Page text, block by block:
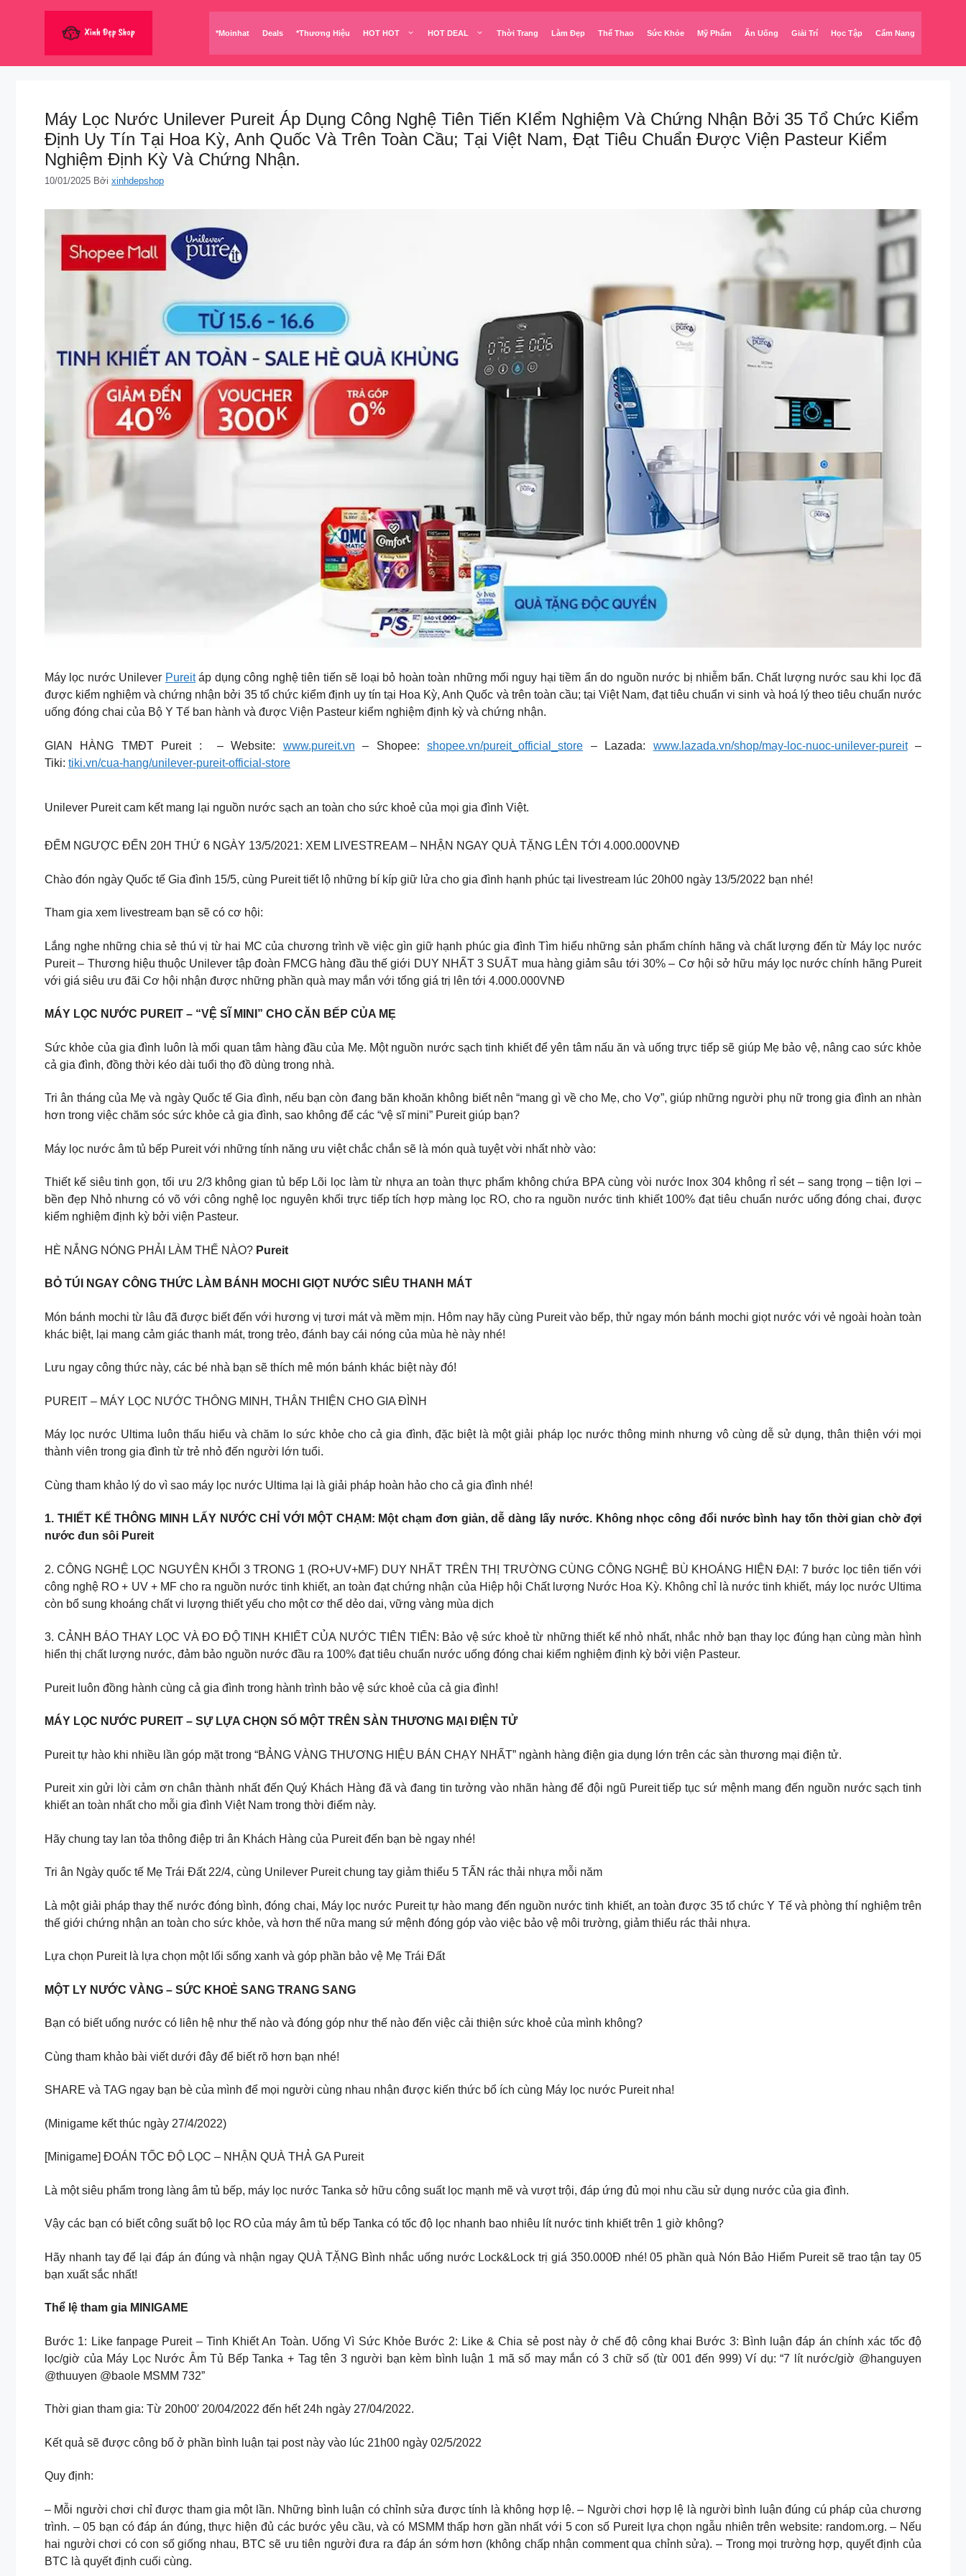
*Moinhat Deals *Thương Hiệu HOT HOT HOT DEAL Thời Trang Làm Đẹp Thể Thao Sức Khỏe Mỹ Phẩm Ăn Uống Giải Trí Học Tập Cẩm Nang
Máy Lọc Nước Unilever Pureit Áp Dụng Công Nghệ Tiên Tiến KIểm Nghiệm Và Chứng Nhận Bởi 35 Tổ Chức Kiểm
Định Uy Tín Tại Hoa Kỳ, Anh Quốc Và Trên Toàn Cầu; Tại Việt Nam, Đạt Tiêu Chuẩn Được Viện Pasteur Kiểm
Nghiệm Định Kỳ Và Chứng Nhận.
10/01/2025 Bởi xinhdepshop
Máy lọc nước Unilever Pureitáp dụng công nghệ tiên tiến sẽ loại bỏ hoàn toàn những mối nguy hại tiềm ẩn do nguồn nước bị nhiễm bẩn. Chất lượng nước sau khi lọc đã
được kiểm nghiệm và chứng nhận bởi 35 tổ chức kiểm định uy tín tại Hoa Kỳ, Anh Quốc và trên toàn cầu; tại Việt Nam, đạt tiêu chuẩn vi sinh và hoá lý theo tiêu chuẩn nước
uống đóng chai của Bộ Y Tế ban hành và được Viện Pasteur kiểm nghiệm định kỳ và chứng nhận.
GIAN HÀNG TMĐT Pureit : – Website: www.pureit.vn – Shopee:shopee.vn/pureit_official_store – Lazada: www.lazada.vn/shop/may-loc-nuoc-unilever-pureit–
Tiki: tiki.vn/cua-hang/unilever-pureit-official-store
Unilever Pureit cam kết mang lại nguồn nước sạch an toàn cho sức khoẻ của mọi gia đình Việt.
ĐẾM NGƯỢC ĐẾN 20H THỨ 6 NGÀY 13/5/2021: XEM LIVESTREAM – NHẬN NGAY QUÀ TẶNG LÊN TỚI 4.000.000VNĐ
Chào đón ngày Quốc tế Gia đình 15/5, cùng Pureit tiết lộ những bí kíp giữ lửa cho gia đình hạnh phúc tại livestream lúc 20h00 ngày 13/5/2022 bạn nhé!
Tham gia xem livestream bạn sẽ có cơ hội:
Lắng nghe những chia sẻ thú vị từ hai MC của chương trình về việc gìn giữ hạnh phúc gia đình Tìm hiểu những sản phẩm chính hãng và chất lượng đến từ Máy lọc nước
Pureit – Thương hiệu thuộc Unilever tập đoàn FMCG hàng đầu thế giới DUY NHẤT 3 SUẤT mua hàng giảm sâu tới 30% – Cơ hội sở hữu máy lọc nước chính hãng Pureit
với giá siêu ưu đãi Cơ hội nhận được những phần quà may mắn với tổng giá trị lên tới 4.000.000VNĐ
MÁY LỌC NƯỚC PUREIT – “VỆ SĨ MINI” CHO CĂN BẾP CỦA MẸ
Sức khỏe của gia đình luôn là mối quan tâm hàng đầu của Mẹ. Một nguồn nước sạch tinh khiết để yên tâm nấu ăn và uống trực tiếp sẽ giúp Mẹ bảo vệ, nâng cao sức khỏe
cả gia đình, đồng thời kéo dài tuổi thọ đồ dùng trong nhà.
Tri ân tháng của Mẹ và ngày Quốc tế Gia đình, nếu bạn còn đang băn khoăn không biết nên “mang gì về cho Mẹ, cho Vợ”, giúp những người phụ nữ trong gia đình an nhàn
hơn trong việc chăm sóc sức khỏe cả gia đình, sao không để các “vệ sĩ mini” Pureit giúp bạn?
Máy lọc nước âm tủ bếp Pureit với những tính năng ưu việt chắc chắn sẽ là món quà tuyệt vời nhất nhờ vào:
Thiết kế siêu tinh gọn, tối ưu 2/3 không gian tủ bếp Lõi lọc làm từ nhựa an toàn thực phẩm không chứa BPA cùng vòi nước Inox 304 không rỉ sét – sang trọng – tiện lợi –
bền đẹp Nhỏ nhưng có võ với công nghệ lọc nguyên khối trực tiếp tích hợp màng lọc RO, cho ra nguồn nước tinh khiết 100% đạt tiêu chuẩn nước uống đóng chai, được
kiểm nghiệm định kỳ bởi viện Pasteur.
HÈ NẮNG NÓNG PHẢI LÀM THẾ NÀO? Pureit
BỎ TÚI NGAY CÔNG THỨC LÀM BÁNH MOCHI GIỌT NƯỚC SIÊU THANH MÁT
Món bánh mochi từ lâu đã được biết đến với hương vị tươi mát và mềm mịn. Hôm nay hãy cùng Pureit vào bếp, thử ngay món bánh mochi giọt nước với vẻ ngoài hoàn toàn
khác biệt, lại mang cảm giác thanh mát, trong trẻo, đánh bay cái nóng của mùa hè này nhé!
Lưu ngay công thức này, các bé nhà bạn sẽ thích mê món bánh khác biệt này đó!
PUREIT – MÁY LỌC NƯỚC THÔNG MINH, THÂN THIỆN CHO GIA ĐÌNH ​
Máy lọc nước Ultima luôn thấu hiểu và chăm lo sức khỏe cho cả gia đình, đặc biệt là một giải pháp lọc nước thông minh nhưng vô cùng dễ sử dụng, thân thiện với mọi
thành viên trong gia đình từ trẻ nhỏ đến người lớn tuổi. ​
​Cùng tham khảo lý do vì sao máy lọc nước Ultima lại là giải pháp hoàn hảo cho cả gia đình nhé! ​
1. THIẾT KẾ THÔNG MINH LẤY NƯỚC CHỈ VỚI MỘT CHẠM: Một chạm đơn giản, dễ dàng lấy nước. Không nhọc công đổi nước bình hay tốn thời gian chờ đợi
nước đun sôi​ Pureit
​2. CÔNG NGHỆ LỌC NGUYÊN KHỐI 3 TRONG 1 (RO+UV+MF) DUY NHẤT TRÊN THỊ TRƯỜNG CÙNG CÔNG NGHỆ BÙ KHOÁNG HIỆN ĐẠI: 7 bước lọc tiên tiến với
công nghệ RO + UV + MF cho ra nguồn nước tinh khiết, an toàn đạt chứng nhận của Hiệp hội Chất lượng Nước Hoa Kỳ. Không chỉ là nước tinh khiết, máy lọc nước Ultima
còn bổ sung khoáng chất vi lượng thiết yếu cho một cơ thể dẻo dai, vững vàng mùa dịch ​
3. CẢNH BÁO THAY LỌC VÀ ĐO ĐỘ TINH KHIẾT CỦA NƯỚC TIÊN TIẾN: Bảo vệ sức khoẻ từ những thiết kế nhỏ nhất, nhắc nhở bạn thay lọc đúng hạn cùng màn hình
hiển thị chất lượng nước, đảm bảo nguồn nước đầu ra 100% đạt tiêu chuẩn nước uống đóng chai kiểm nghiệm định kỳ bởi viện Pasteur. ​
Pureit luôn đồng hành cùng cả gia đình trong hành trình bảo vệ sức khoẻ của cả gia đình! ​
MÁY LỌC NƯỚC PUREIT – SỰ LỰA CHỌN SỐ MỘT TRÊN SÀN THƯƠNG MẠI ĐIỆN TỬ
Pureit tự hào khi nhiều lần góp mặt trong “BẢNG VÀNG THƯƠNG HIỆU BÁN CHẠY NHẤT” ngành hàng điện gia dụng lớn trên các sàn thương mại điện tử.
Pureit xin gửi lời cảm ơn chân thành nhất đến Quý Khách Hàng đã và đang tin tưởng vào nhãn hàng để đội ngũ Pureit tiếp tục sứ mệnh mang đến nguồn nước sạch tinh
khiết an toàn nhất cho mỗi gia đình Việt Nam trong thời điểm này.
Hãy chung tay lan tỏa thông điệp tri ân Khách Hàng của Pureit đến bạn bè ngay nhé!
Tri ân Ngày quốc tế Mẹ Trái Đất 22/4, cùng Unilever Pureit chung tay giảm thiểu 5 TẤN rác thải nhựa mỗi năm
Là một giải pháp thay thế nước đóng bình, đóng chai, Máy lọc nước Pureit tự hào mang đến nguồn nước tinh khiết, an toàn được 35 tổ chức Y Tế và phòng thí nghiệm trên
thế giới chứng nhận an toàn cho sức khỏe, và hơn thế nữa mang sứ mệnh đóng góp vào việc bảo vệ môi trường, giảm thiểu rác thải nhựa.
Lựa chọn Pureit là lựa chọn một lối sống xanh và góp phần bảo vệ Mẹ Trái Đất
MỘT LY NƯỚC VÀNG – SỨC KHOẺ SANG TRANG SANG
Bạn có biết uống nước có liên hệ như thế nào và đóng góp như thế nào đến việc cải thiện sức khoẻ của mình không?
Cùng tham khảo bài viết dưới đây để biết rõ hơn bạn nhé!
SHARE và TAG ngay bạn bè của mình để mọi người cùng nhau nhận được kiến thức bổ ích cùng Máy lọc nước Pureit nha!
(Minigame kết thúc ngày 27/4/2022)
[Minigame] ĐOÁN TỐC ĐỘ LỌC – NHẬN QUÀ THẢ GA Pureit
Là một siêu phẩm trong làng âm tủ bếp, máy lọc nước Tanka sở hữu công suất lọc mạnh mẽ và vượt trội, đáp ứng đủ mọi nhu cầu sử dụng nước của gia đình.
Vậy các bạn có biết công suất bộ lọc RO của máy âm tủ bếp Tanka có tốc độ lọc nhanh bao nhiêu lít nước tinh khiết trên 1 giờ không?
Hãy nhanh tay để lại đáp án đúng và nhận ngay QUÀ TẶNG Bình nhắc uống nước Lock&Lock trị giá 350.000Đ nhé! 05 phần quà Nón Bảo Hiểm Pureit sẽ trao tận tay 05
bạn xuất sắc nhất!
Thể lệ tham gia MINIGAME
Bước 1: Like fanpage Pureit – Tinh Khiết An Toàn. Uống Vì Sức Khỏe Bước 2: Like & Chia sẻ post này ở chế độ công khai Bước 3: Bình luận đáp án chính xác tốc độ
lọc/giờ của Máy Lọc Nước Âm Tủ Bếp Tanka + Tag tên 3 người bạn kèm bình luận 1 mã số may mắn có 3 chữ số (từ 001 đến 999) Ví dụ: “7 lít nước/giờ @hanguyen
@thuuyen @baole MSMM 732”
Thời gian tham gia: Từ 20h00′ 20/04/2022 đến hết 24h ngày 27/04/2022.
Kết quả sẽ được công bố ở phần bình luận tại post này vào lúc 21h00 ngày 02/5/2022
Quy định:
– Mỗi người chơi chỉ được tham gia một lần. Những bình luận có chỉnh sửa được tính là không hợp lệ. – Người chơi hợp lệ là người bình luận đúng cú pháp của chương
trình. – 05 bạn có đáp án đúng, thực hiện đủ các bước yêu cầu, và có MSMM thấp hơn gần nhất với 5 con số Pureit lựa chọn ngẫu nhiên trên website: random.org. – Nếu
hai người chơi có con số giống nhau, BTC sẽ ưu tiên người đưa ra đáp án sớm hơn (không chấp nhận comment qua chỉnh sửa). – Trong mọi trường hợp, quyết định của
BTC là quyết định cuối cùng.